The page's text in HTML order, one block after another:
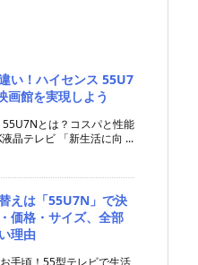
い！ハイセンス 55U7
画館を実現しよう
55U7Nとは？コスパと性能
晶テレビ 「新生活に向 ...
えは「55U7N」で決
価格・サイズ、全部
理由
手頃！55型テレビで生活